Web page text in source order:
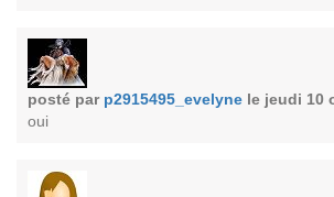
posté par p2915495_evelyne le jeudi 10
oui